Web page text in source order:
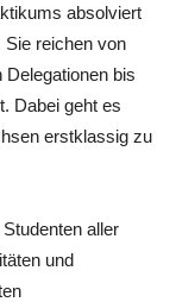
absolviert
Sie reichen von
bis
Dabei geht es
erstklassig zu
aller
und